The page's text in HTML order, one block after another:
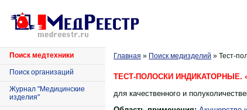
Поиск медтехники
Поиск организаций
Журнал "Медицинские
изделия"
Главная » Поиск медизделий » Тест-
ТЕСТ-ПОЛОСКИ ИНДИКАТОРНЫЕ.
для качественного и